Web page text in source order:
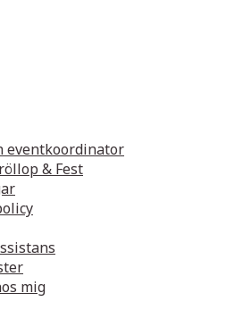
eventkoordinator
& Fest
mig